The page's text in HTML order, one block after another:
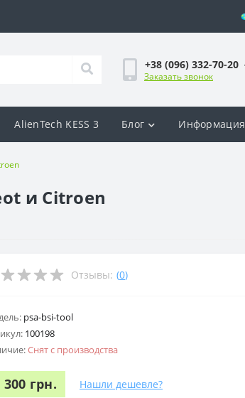
+38 (096) 332-70-20
Заказать звонок
AlienTech KESS 3 Блог Информация
и Citroen
Отзывы: (0)
psa-bsi-tool
100198
Снят с производства
300 грн. Нашли дешевле?